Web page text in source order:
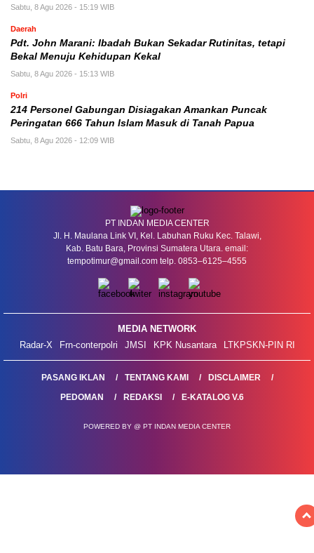
Sabtu, 8 Agu 2026 - 15:19 WIB
Daerah
Pdt. John Marani: Ibadah Bukan Sekadar Rutinitas, tetapi
Bekal Menuju Kehidupan Kekal
Sabtu, 8 Agu 2026 - 15:13 WIB
Polri
214 Personel Gabungan Disiagakan Amankan Puncak
Peringatan 666 Tahun Islam Masuk di Tanah Papua
Sabtu, 8 Agu 2026 - 12:09 WIB
PT INDAN MEDIA CENTER
Jl. H. Maulana Link VI, Kel. Labuhan Ruku Kec. Talawi,
Kab. Batu Bara, Provinsi Sumatera Utara. email:
tempotimur@gmail.com telp. 0853–6125–4555
MEDIA NETWORK
Radar-X
Frn-conterpolri JMSI KPK Nusantara LTKPSKN-PIN RI
PASANG IKLAN TENTANG KAMI
DISCLAIMER
PEDOMAN
REDAKSI E-KATALOG V.6
POWERED BY @ PT INDAN MEDIA CENTER